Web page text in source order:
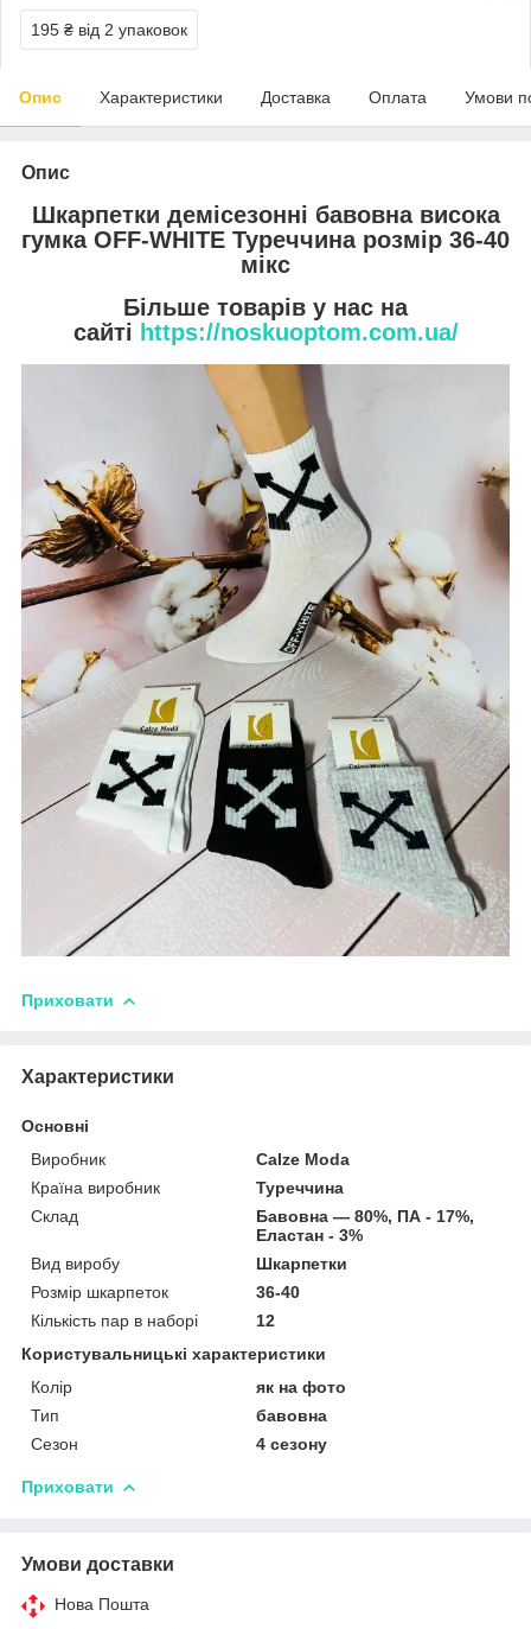
195 ₴ від 2 упаковок
Опис Характеристики Доставка Оплата Умови
Опис
Шкарпетки демісезонні бавовна висока
гумка OFF-WHITE Туреччина розмір 36-40
мікс
Більше товарів у нас на
сайті https://noskuoptom.com.ua/
Приховати
Характеристики
Основні
Виробник
Calze Moda
Країна виробник
Туреччина
Склад
Бавовна — 80%, ПА - 17%,
Еластан - 3%
Вид виробу
Шкарпетки
Розмір шкарпеток
36-40
Кількість пар в наборі
12
Користувальницькі характеристики
Колір
як на фото
Тип
бавовна
Сезон
4 сезону
Приховати
Умови доставки
Нова Пошта